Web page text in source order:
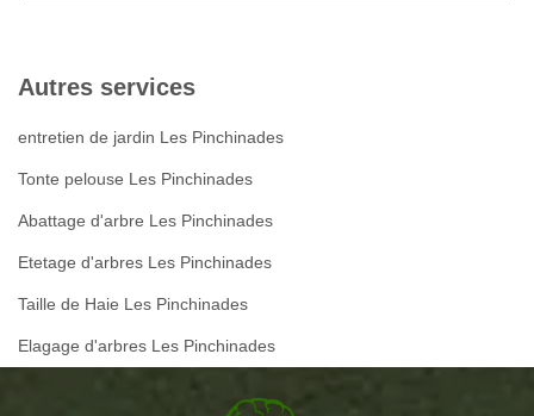
Autres services
entretien de jardin Les Pinchinades
Tonte pelouse Les Pinchinades
Abattage d'arbre Les Pinchinades
Etetage d'arbres Les Pinchinades
Taille de Haie Les Pinchinades
Elagage d'arbres Les Pinchinades